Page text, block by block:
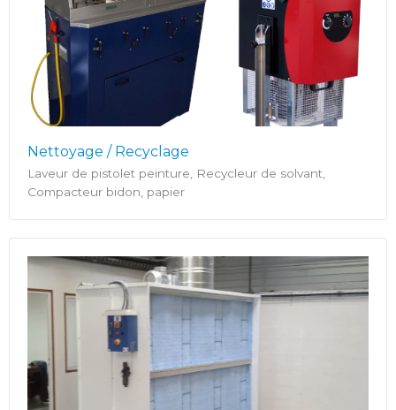
Nettoyage / Recyclage
Laveur de pistolet peinture, Recycleur de solvant,
Compacteur bidon, papier